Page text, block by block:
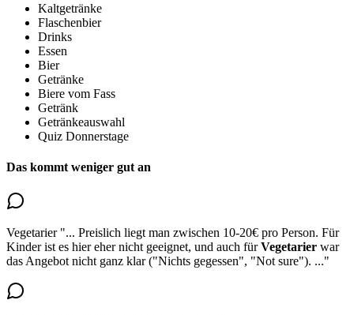
Kaltgetränke
Flaschenbier
Drinks
Essen
Bier
Getränke
Biere vom Fass
Getränk
Getränkeauswahl
Quiz Donnerstage
Das kommt weniger gut an
Vegetarier "... Preislich liegt man zwischen 10-20€ pro Person. Für
Kinder ist es hier eher nicht geeignet, und auch fürVegetarier war
das Angebot nicht ganz klar("Nichts gegessen", "Not sure"). ..."